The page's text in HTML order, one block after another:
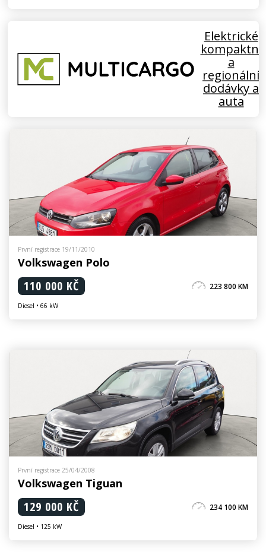
Elektrické
kompaktní
a
regionální
dodávky a
auta
První registrace 19/11/2010
Volkswagen Polo
110 000 KČ 223 800 KM
Diesel • 66 kW
První registrace 25/04/2008
Volkswagen Tiguan
129 000 KČ 234 100 KM
Diesel • 125 kW